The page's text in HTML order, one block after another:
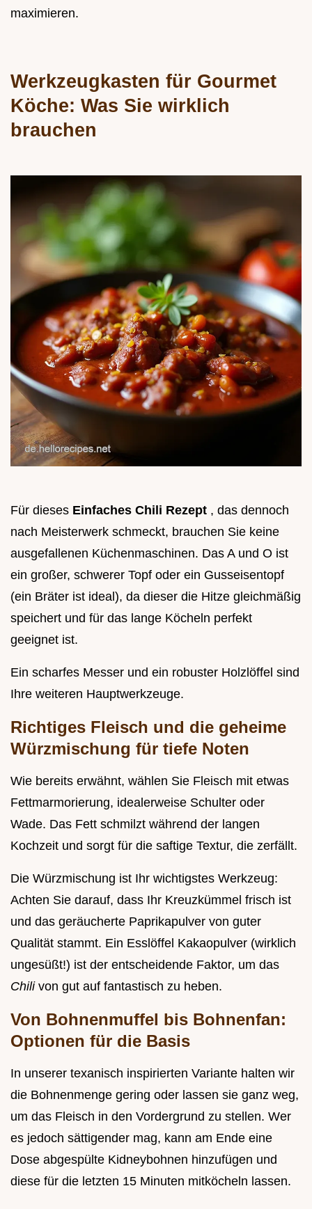
maximieren.
Werkzeugkasten für Gourmet
Köche: Was Sie wirklich
brauchen
Für dieses Einfaches Chili Rezept , das dennoch
nach Meisterwerk schmeckt, brauchen Sie keine
ausgefallenen Küchenmaschinen. Das A und O ist
ein großer, schwerer Topf oder ein Gusseisentopf
(ein Bräter ist ideal), da dieser die Hitze gleichmäßig
speichert und für das lange Köcheln perfekt
geeignet ist.
Ein scharfes Messer und ein robuster Holzlöffel sind
Ihre weiteren Hauptwerkzeuge.
Richtiges Fleisch und die geheime
Würzmischung für tiefe Noten
Wie bereits erwähnt, wählen Sie Fleisch mit etwas
Fettmarmorierung, idealerweise Schulter oder
Wade. Das Fett schmilzt während der langen
Kochzeit und sorgt für die saftige Textur, die zerfällt.
Die Würzmischung ist Ihr wichtigstes Werkzeug:
Achten Sie darauf, dass Ihr Kreuzkümmel frisch ist
und das geräucherte Paprikapulver von guter
Qualität stammt. Ein Esslöffel Kakaopulver (wirklich
ungesüßt!) ist der entscheidende Faktor, um das
Chili von gut auf fantastisch zu heben.
Von Bohnenmuffel bis Bohnenfan:
Optionen für die Basis
In unserer texanisch inspirierten Variante halten wir
die Bohnenmenge gering oder lassen sie ganz weg,
um das Fleisch in den Vordergrund zu stellen. Wer
es jedoch sättigender mag, kann am Ende eine
Dose abgespülte Kidneybohnen hinzufügen und
diese für die letzten 15 Minuten mitköcheln lassen.